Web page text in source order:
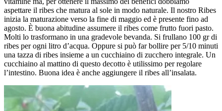
aspettare il ribes che matura al sole in modo naturale. Il nostro Ribes
inizia la maturazione verso la fine di maggio ed è presente fino ad
agosto. È buona abitudine assumere il ribes come frutto fuori pasto.
Molti lo trasformano in una gradevole bevanda. Si frullano 100 gr di
ribes per ogni litro d’acqua. Oppure si può far bollire per 5/10 minuti
una tazza di ribes insieme a un cucchiaino di zucchero integrale. Un
cucchiaino al mattino di questo decotto è utilissimo per regolare
l’intestino. Buona idea è anche aggiungere il ribes all’insalata.